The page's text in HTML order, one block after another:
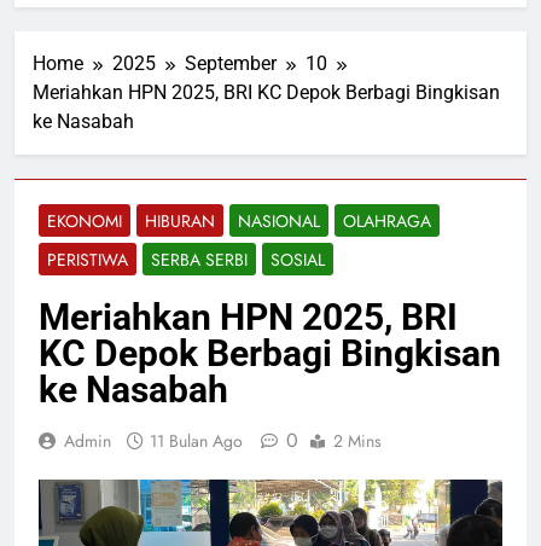
Home 2025 September
10
Meriahkan HPN 2025, BRI KC Depok Berbagi Bingkisan
ke Nasabah
EKONOMI HIBURAN NASIONAL
OLAHRAGA
PERISTIWA
SERBA SERBI SOSIAL
Meriahkan HPN 2025, BRI
KC Depok Berbagi Bingkisan
ke Nasabah
Admin 11 Bulan Ago 0 2 Mins